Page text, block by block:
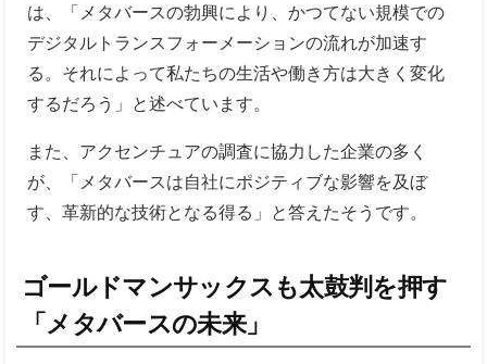
は、「メタバースの勃興により、かつてない規模での
デジタルトランスフォーメーションの流れが加速す
る。それによって私たちの生活や働き方は大きく変化
するだろう」と述べています。
また、アクセンチュアの調査に協力した企業の多く
が、「メタバースは自社にポジティブな影響を及ぼ
す、革新的な技術となる得る」と答えたそうです。
ゴールドマンサックスも太鼓判を押す
「メタバースの未来」